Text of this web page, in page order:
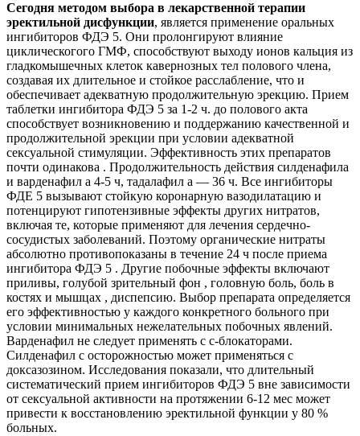
Сегодня методом выбора в лекарственной терапии
эректильной дисфункции, является применение оральных
ингибиторов ФДЭ 5. Они пролонгируют влияние
циклическогого ГМФ, способствуют выходу ионов кальция из
гладкомышечных клеток кавернозных тел полового члена,
создавая их длительное и стойкое расслабление, что и
обеспечивает адекватную продолжительную эрекцию. Прием
таблетки ингибитора ФДЭ 5 за 1-2 ч. до полового акта
способствует возникновению и поддержанию качественной и
продолжительной эрекции при условии адекватной
сексуальной стимуляции. Эффективность этих препаратов
почти одинакова . Продолжительность действия силденафила
и варденафил а 4-5 ч, тадалафил а — 36 ч. Все ингибиторы
ФДЕ 5 вызывают стойкую коронарную вазодилатацию и
потенцируют гипотензивные эффекты других нитратов,
включая те, которые применяют для лечения сердечно-
сосудистых заболеваний. Поэтому органические нитраты
абсолютно противопоказаны в течение 24 ч после приема
ингибитора ФДЭ 5 . Другие побочные эффекты включают
приливы, голубой зрительный фон , головную боль, боль в
костях и мышцах , диспепсию. Выбор препарата определяется
его эффективностью у каждого конкретного больного при
условии минимальных нежелательных побочных явлений.
Варденафил не следует применять с с-блокаторами.
Силденафил с осторожностью может применяться с
доксазозином. Исследования показали, что длительный
систематический прием ингибиторов ФДЭ 5 вне зависимости
от сексуальной активности на протяжении 6-12 мес может
привести к восстановлению эректильной функции у 80 %
больных.